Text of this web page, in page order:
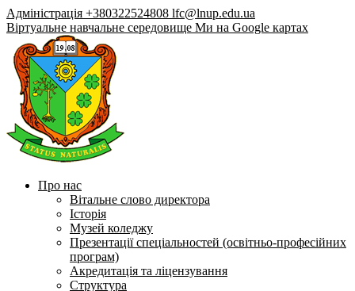
Адміністрація +380322524808 lfc@lnup.edu.ua
Віртуальне навчальне середовище Ми на Google картах
Про нас
Вітальне слово директора
Історія
Музей коледжу
Презентації спеціальностей (освітньо-професійних
програм)
Акредитація та ліцензування
Структура